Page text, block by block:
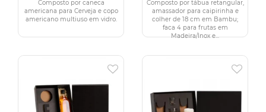
Composto por caneca
americana para Cerveja e copo
americano multiuso em vidro.
PÇS
Composto por tábua retangular,
amassador para caipirinha e
colher de 18 cm em Bambu;
faca 4 para frutas em
Madeira/Inox e...